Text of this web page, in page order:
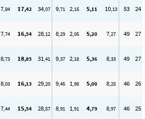
7,84 17,42 34,07 9,71 2,15 5,11 10,13 53 24
7,74 16,54 28,12 8,29 2,05 5,20 7,27 49 27
8,73 18,85 31,41 9,37 2,18 5,36 8,33 49 27
8,03 16,13 29,20 9,45 1,98 5,00 8,25 46 26
7,44 15,54 28,57 8,91 1,91 4,79 8,97 46 25